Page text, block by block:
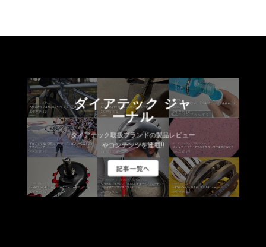
ダイアテック ジャ
ーナル
ダイアテック取扱ブランドの製品レビュー
やコンテンツを連載!!
記事一覧へ